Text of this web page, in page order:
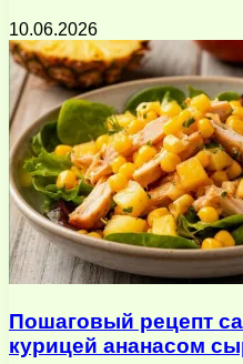
10.06.2026
Пошаговый рецепт
курицей ананасом